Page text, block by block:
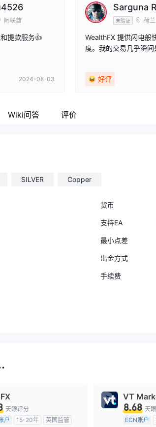
阿联酋
提款服务👍
2024-08-03
Sarguna
未验证 荷兰
WealthFX 提供闪电般
度。我的交易几乎瞬间
好评
Wiki问答 评价
SILVER Copper
货币
支持EA
最小点差
出金方式
手续费
天眼评分
户
15-20年
英国监管
VT
8.68 天
ECN账户